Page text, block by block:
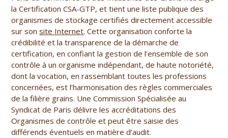
la Certification CSA-GTP, et tient une liste publique des
organismes de stockage certifiés directement accessible
sur sonsite Internet. Cette organisation conforte la
crédibilité et la transparence de la démarche de
certification, en confiant la gestion de l’ensemble de son
contrôle à un organisme indépendant, de haute notoriété,
dont la vocation, en rassemblant toutes les professions
concernées, est l’harmonisation des règles commerciales
de la filière grains. Une Commission Spécialisée au
Syndicat de Paris délivre les accréditations des
Organismes de contrôle et peut être saisie des
différends éventuels en matière d’audit.